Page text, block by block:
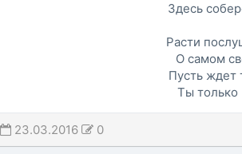
Здесь
Расти
О самом
Пусть ждет
Ты только
23.03.2016 0